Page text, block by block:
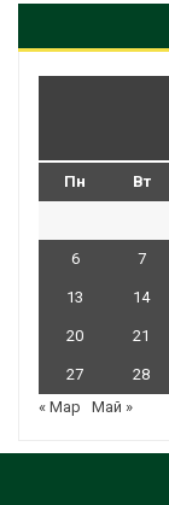
Пн Вт
6 7
13 14
20 21
27 28
« Мар
Май »